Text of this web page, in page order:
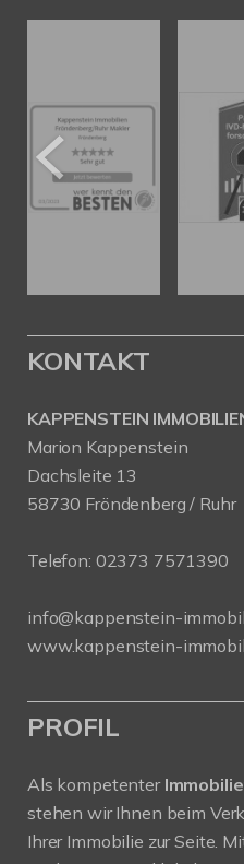
KONTAKT
KAPPENSTEIN
Marion Kappenstein
Dachsleite 13
58730 Fröndenberg / Ruhr
Telefon: 02373 7571390
info@kappenstein-
www.kappenstein-
PROFIL
Als kompetenter
stehen wir Ihnen beim
Ihrer Immobilie zur Seite.